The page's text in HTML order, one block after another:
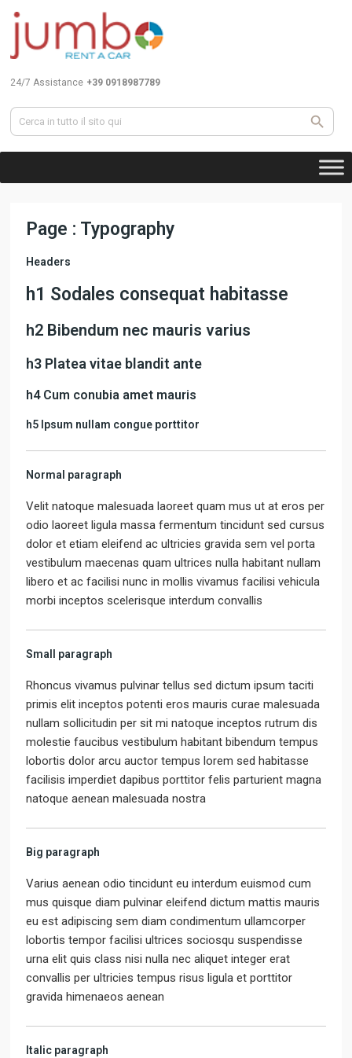
24/7 Assistance +39 0918987789
Page : Typography
Headers
h1 Sodales consequat habitasse
h2 Bibendum nec mauris varius
h3 Platea vitae blandit ante
h4 Cum conubia amet mauris
h5 Ipsum nullam congue porttitor
Normal paragraph
Velit natoque malesuada laoreet quam mus ut at eros per
odio laoreet ligula massa fermentum tincidunt sed cursus
dolor et etiam eleifend ac ultricies gravida sem vel porta
vestibulum maecenas quam ultrices nulla habitant nullam
libero et ac facilisi nunc in mollis vivamus facilisi vehicula
morbi inceptos scelerisque interdum convallis
Small paragraph
Rhoncus vivamus pulvinar tellus sed dictum ipsum taciti
primis elit inceptos potenti eros mauris curae malesuada
nullam sollicitudin per sit mi natoque inceptos rutrum dis
molestie faucibus vestibulum habitant bibendum tempus
lobortis dolor arcu auctor tempus lorem sed habitasse
facilisis imperdiet dapibus porttitor felis parturient magna
natoque aenean malesuada nostra
Big paragraph
Varius aenean odio tincidunt eu interdum euismod cum
mus quisque diam pulvinar eleifend dictum mattis mauris
eu est adipiscing sem diam condimentum ullamcorper
lobortis tempor facilisi ultrices sociosqu suspendisse
urna elit quis class nisi nulla nec aliquet integer erat
convallis per ultricies tempus risus ligula et porttitor
gravida himenaeos aenean
Italic paragraph